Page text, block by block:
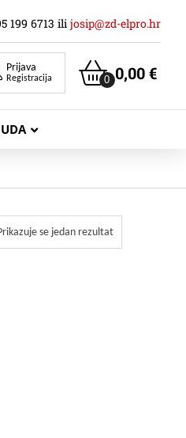
199 6713 ili josip@zd-elpro.hr
Prijava
Registracija 0,00€
0
se jedan rezultat